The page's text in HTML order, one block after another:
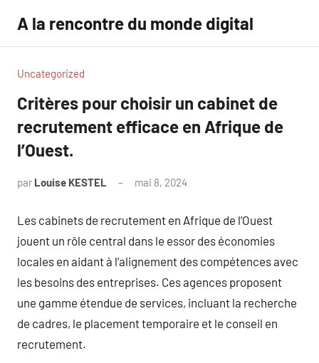
contenu
A la rencontre du monde digital
Uncategorized
Critères pour choisir un cabinet de
recrutement efficace en Afrique de
l’Ouest.
par Louise KESTEL mai 8, 2024
Les cabinets de recrutement en Afrique de l’Ouest
jouent un rôle central dans le essor des économies
locales en aidant à l’alignement des compétences avec
les besoins des entreprises. Ces agences proposent
une gamme étendue de services, incluant la recherche
de cadres, le placement temporaire et le conseil en
recrutement.